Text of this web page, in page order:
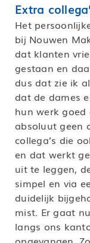
Extra
Het
bij Nouwen
dat klanten
gestaan en
dus dat zie ik
dat de dames
hun werk
absoluut geen
collega’s die
en dat werkt
uit te leggen,
simpel en via
duidelijk
mist. Er gaat
langs ons